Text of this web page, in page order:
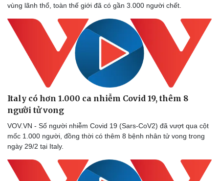
vùng lãnh thổ, toàn thế giới đã có gần 3.000 người chết.
Italy có hơn 1.000 ca nhiễm Covid 19, thêm 8
người tử vong
VOV.VN - Số người nhiễm Covid 19 (Sars-CoV2) đã vượt qua cột
mốc 1.000 người, đồng thời có thêm 8 bệnh nhân tử vong trong
ngày 29/2 tại Italy.